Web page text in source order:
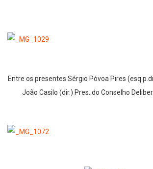
Entre os presentes Sérgio Póvoa Pires
João Casilo (dir.) Pres. do Conselho